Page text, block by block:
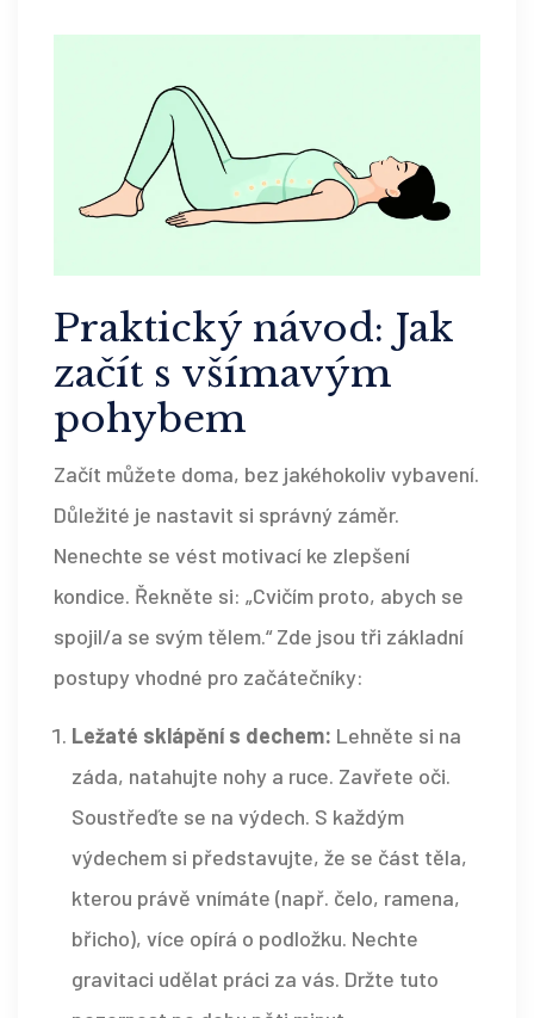
Praktický návod: Jak
začít s všímavým
pohybem
Začít můžete doma, bez jakéhokoliv vybavení.
Důležité je nastavit si správný záměr.
Nenechte se vést motivací ke zlepšení
kondice. Řekněte si: „Cvičím proto, abych se
spojil/a se svým tělem.“ Zde jsou tři základní
postupy vhodné pro začátečníky:
Ležaté sklápění s dechem: Lehněte si na
záda, natahujte nohy a ruce. Zavřete oči.
Soustřeďte se na výdech. S každým
výdechem si představujte, že se část těla,
kterou právě vnímáte (např. čelo, ramena,
břicho), více opírá o podložku. Nechte
gravitaci udělat práci za vás. Držte tuto